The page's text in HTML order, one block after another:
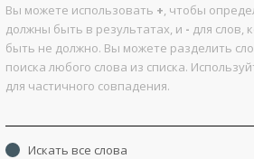
Вы можете использовать +, чтобы
должны быть в результатах, и - для слов,
быть не должно. Вы можете разделить
поиска любого слова из списка.
для частичного совпадения.
Искать все слова